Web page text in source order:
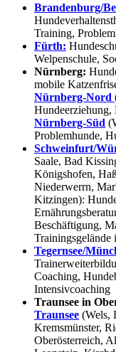
Brandenburg/
Training,
Fürth:
Welpenschule,
Nürnberg:
mobile
Nürnberg-Nord
Nürnberg-Süd
Problemhunde,
Schweinfurt/
Saale, Bad
Königshofen,
Niederwerrn,
Kitzingen):
Beschäftigung,
Tegernsee/
Coaching,
Intensivcoaching
Traunsee in
Traunsee (Wels,
Kremsmünster,
Oberösterreich,